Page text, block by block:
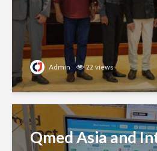
Admin 22 views
Qmed Asia and